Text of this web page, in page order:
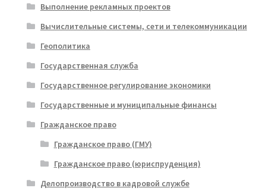
Выполнение рекламных проектов
Вычислительные системы, сети и телекоммуникации
Геополитика
Государственная служба
Государственное регулирование экономики
Государственные и муниципальные финансы
Гражданское право
Гражданское право (ГМУ)
Гражданское право (юриспруденция)
Делопроизводство в кадровой службе